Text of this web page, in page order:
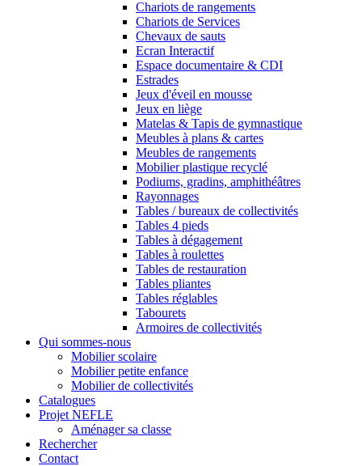
Chariots de rangements
Chariots de Services
Chevaux de sauts
Ecran Interactif
Espace documentaire & CDI
Estrades
Jeux d'éveil en mousse
Jeux en liège
Matelas & Tapis de gymnastique
Meubles à plans & cartes
Meubles de rangements
Mobilier plastique recyclé
Podiums, gradins, amphithéâtres
Rayonnages
Tables / bureaux de collectivités
Tables 4 pieds
Tables à dégagement
Tables à roulettes
Tables de restauration
Tables pliantes
Tables réglables
Tabourets
Armoires de collectivités
Qui sommes-nous
Mobilier scolaire
Mobilier petite enfance
Mobilier de collectivités
Catalogues
Projet NEFLE
Aménager sa classe
Rechercher
Contact